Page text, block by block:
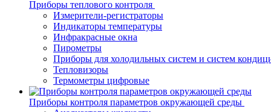
Приборы теплового контроля
Измерители-регистраторы
Индикаторы температуры
Инфракрасные окна
Пирометры
Приборы для холодильных систем и систем
Тепловизоры
Термометры цифровые
Приборы контроля параметров окружающей среды